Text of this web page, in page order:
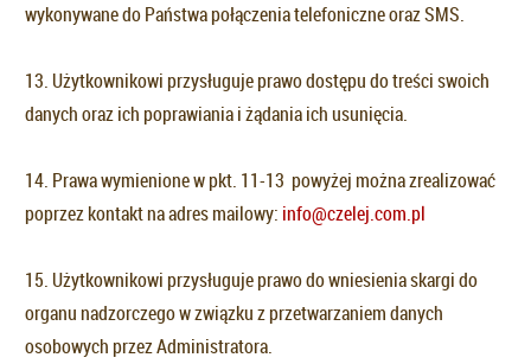
wykonywane do Państwa połączenia telefoniczne oraz SMS.
13. Użytkownikowi przysługuje prawo dostępu do treści swoich
danych oraz ich poprawiania i żądania ich usunięcia.
14. Prawa wymienione w pkt. 11-13 powyżej można zrealizować
poprzez kontakt na adres mailowy: info@czelej.com.pl
15. Użytkownikowi przysługuje prawo do wniesienia skargi do
organu nadzorczego w związku z przetwarzaniem danych
osobowych przez Administratora.